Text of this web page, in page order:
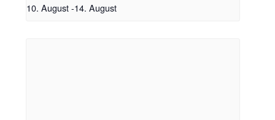
10. August -14. August